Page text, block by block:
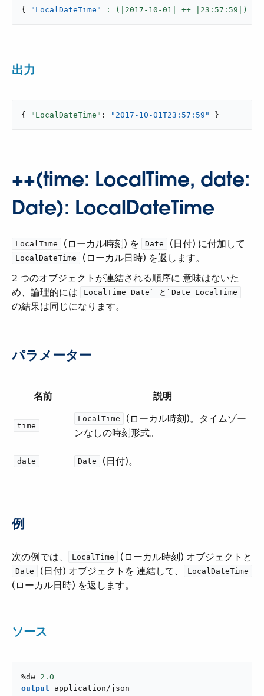
{
"LocalDateTime" : (| 2017 - 10 -01 | ++ | 23 : 57 : 59 |) }
出力
{ "LocalDateTime" : "2017-10-01T23:57:59" }
++(time: LocalTime, date:
Date): LocalDateTime
LocalTime ​ (ローカル時刻) を ​ Date ​ (日付) に付加して ​
LocalDateTime
​ (ローカル日時) を返します。
2 つのオブジェクトが連結される順序に 意味はないた
め、論理的には ​
LocalTime Date`​ と ​`Date LocalTime
の結果は同じになります。
パラメーター
名前 説明
time
LocalTime
​ (ローカル時刻)。タイムゾー
ンなしの時刻形式。
date Date ​ (日付)。
例
次の例では、​ LocalTime
​ (ローカル時刻) オブジェクトと
Date ​ (日付) オブジェクトを 連結して、​ LocalDateTime
(ローカル日時) を返します。
ソース
%dw 2.0
output
application/json